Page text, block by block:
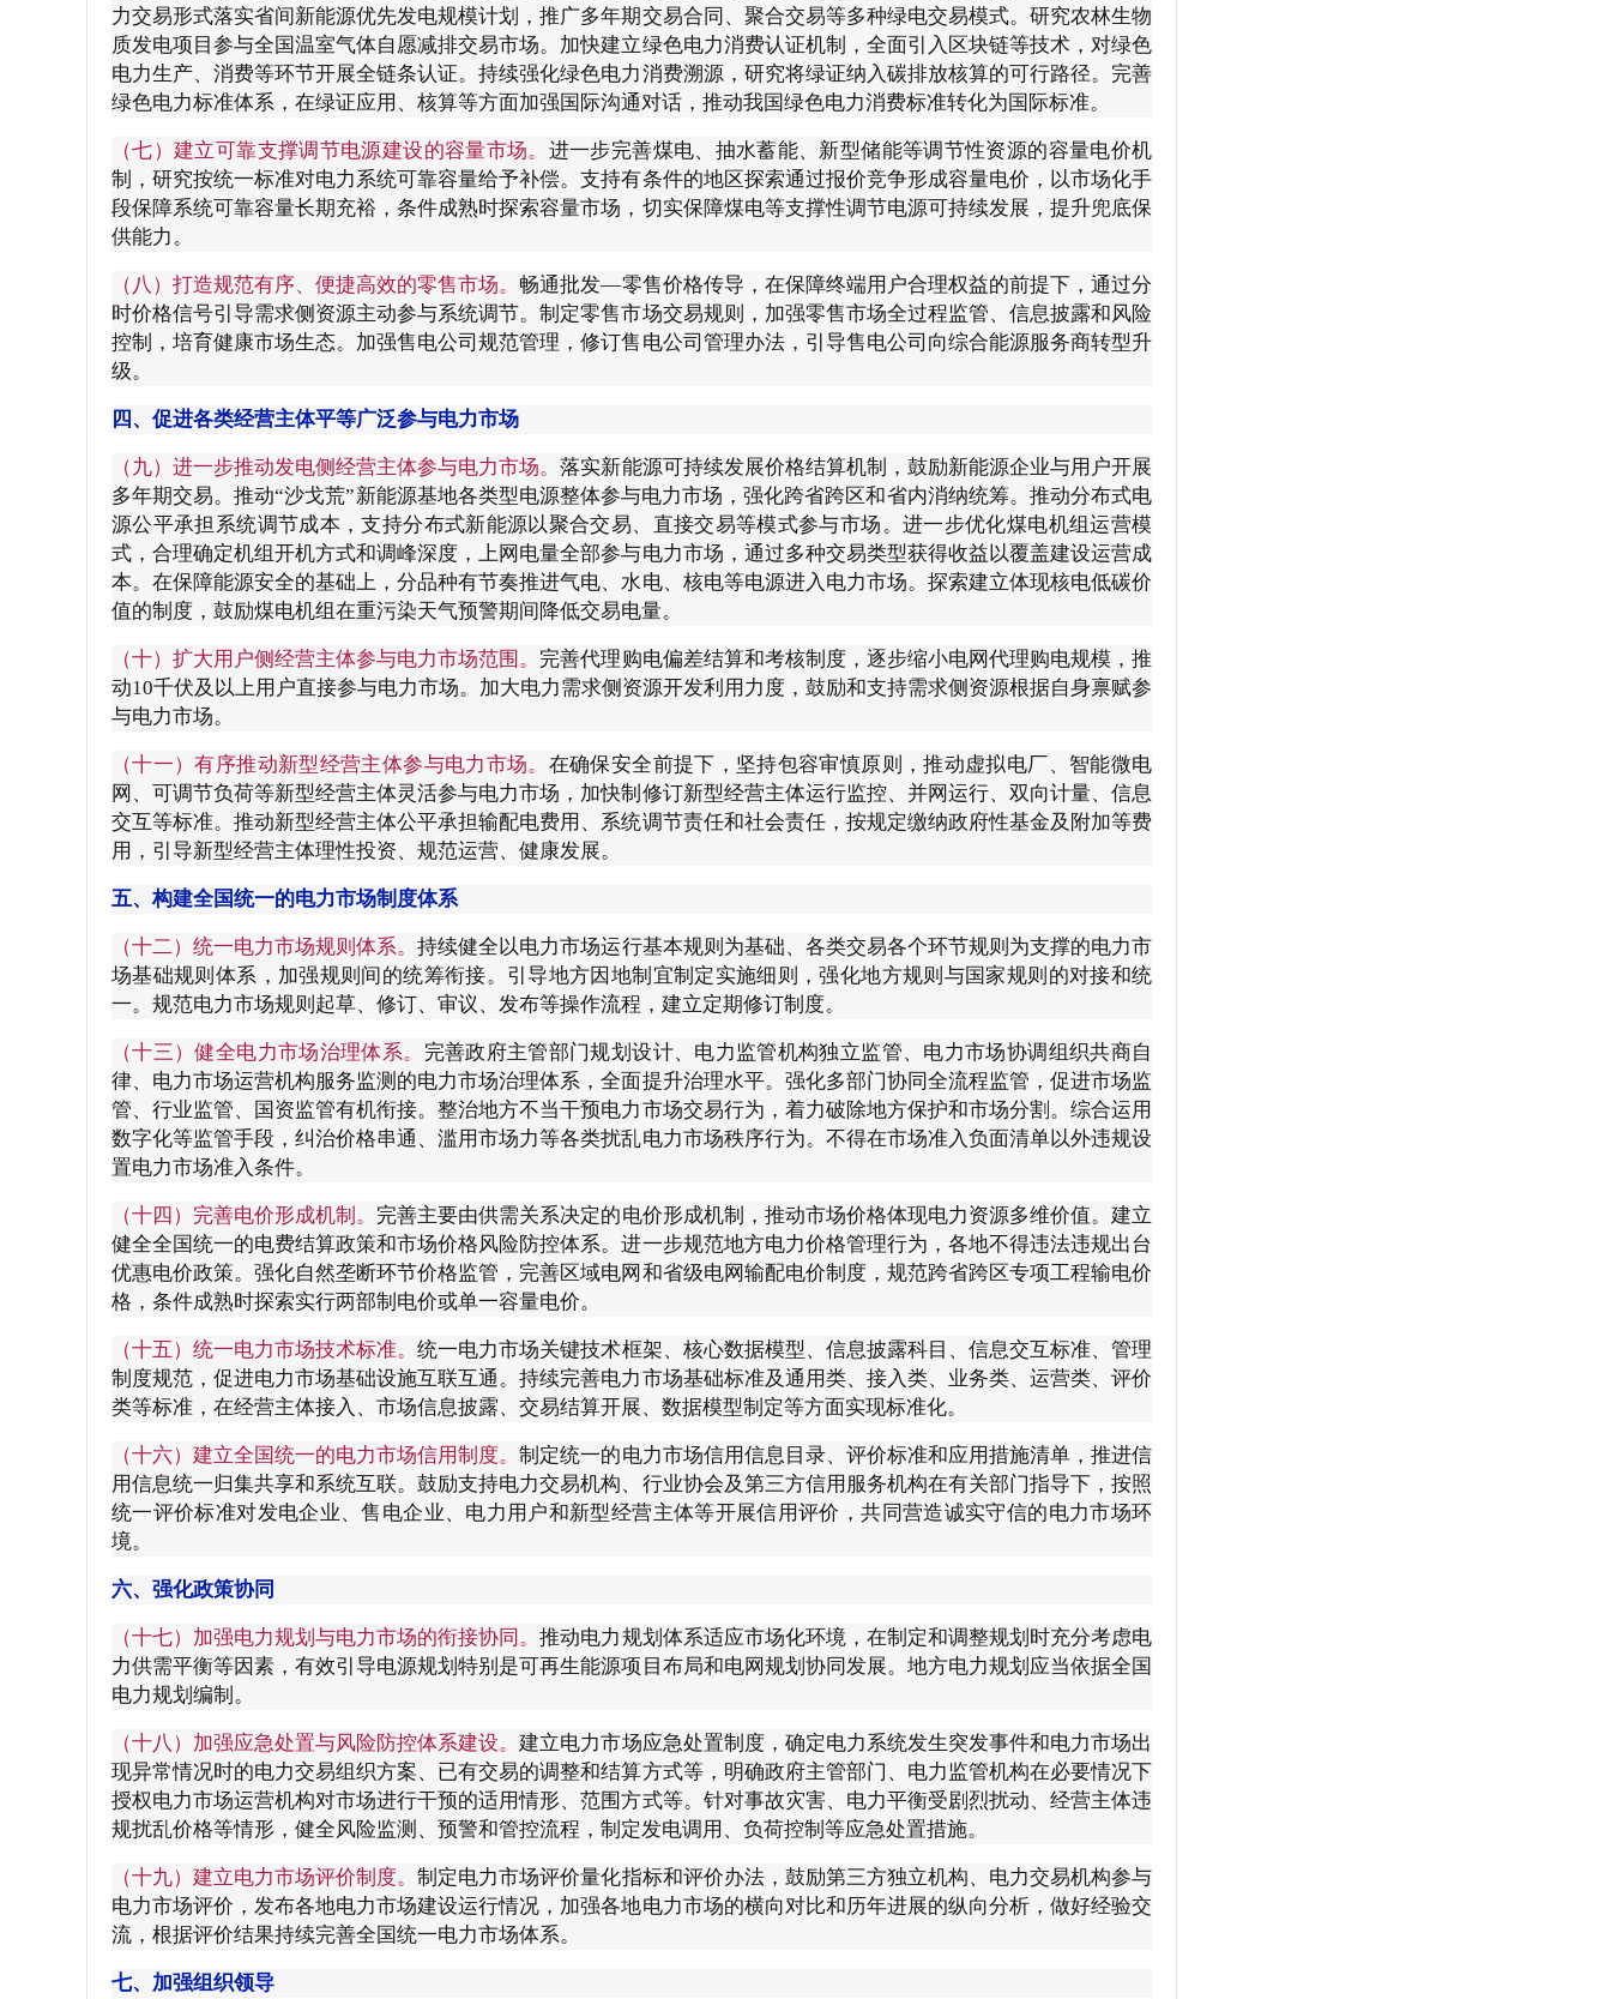
力交易形式落实省间新能源优先发电规模计划，推广多年期交易合同、聚合交易等多种绿电交易模式。研究农林生物
质发电项目参与全国温室气体自愿减排交易市场。加快建立绿色电力消费认证机制，全面引入区块链等技术，对绿色
电力生产、消费等环节开展全链条认证。持续强化绿色电力消费溯源，研究将绿证纳入碳排放核算的可行路径。完善
绿色电力标准体系，在绿证应用、核算等方面加强国际沟通对话，推动我国绿色电力消费标准转化为国际标准。
（七）建立可靠支撑调节电源建设的容量市场。 进一步完善煤电、抽水蓄能、新型储能等调节性资源的容量电价机
制，研究按统一标准对电力系统可靠容量给予补偿。支持有条件的地区探索通过报价竞争形成容量电价，以市场化手
段保障系统可靠容量长期充裕，条件成熟时探索容量市场，切实保障煤电等支撑性调节电源可持续发展，提升兜底保
供能力。
（八）打造规范有序、便捷高效的零售市场。畅通批发—零售价格传导，在保障终端用户合理权益的前提下，通过分
时价格信号引导需求侧资源主动参与系统调节。制定零售市场交易规则，加强零售市场全过程监管、信息披露和风险
控制，培育健康市场生态。加强售电公司规范管理，修订售电公司管理办法，引导售电公司向综合能源服务商转型升
级。
四、促进各类经营主体平等广泛参与电力市场
（九）进一步推动发电侧经营主体参与电力市场。落实新能源可持续发展价格结算机制，鼓励新能源企业与用户开展
多年期交易。推动“沙戈荒”新能源基地各类型电源整体参与电力市场，强化跨省跨区和省内消纳统筹。推动分布式电
源公平承担系统调节成本，支持分布式新能源以聚合交易、直接交易等模式参与市场。进一步优化煤电机组运营模
式，合理确定机组开机方式和调峰深度，上网电量全部参与电力市场，通过多种交易类型获得收益以覆盖建设运营成
本。在保障能源安全的基础上，分品种有节奏推进气电、水电、核电等电源进入电力市场。探索建立体现核电低碳价
值的制度，鼓励煤电机组在重污染天气预警期间降低交易电量。
（十）扩大用户侧经营主体参与电力市场范围。 完善代理购电偏差结算和考核制度，逐步缩小电网代理购电规模，推
动10千伏及以上用户直接参与电力市场。加大电力需求侧资源开发利用力度，鼓励和支持需求侧资源根据自身禀赋参
与电力市场。
（十一）有序推动新型经营主体参与电力市场。 在确保安全前提下，坚持包容审慎原则，推动虚拟电厂、智能微电
网、可调节负荷等新型经营主体灵活参与电力市场，加快制修订新型经营主体运行监控、并网运行、双向计量、信息
交互等标准。推动新型经营主体公平承担输配电费用、系统调节责任和社会责任，按规定缴纳政府性基金及附加等费
用，引导新型经营主体理性投资、规范运营、健康发展。
五、构建全国统一的电力市场制度体系
（十二）统一电力市场规则体系。持续健全以电力市场运行基本规则为基础、各类交易各个环节规则为支撑的电力市
场基础规则体系，加强规则间的统筹衔接。引导地方因地制宜制定实施细则，强化地方规则与国家规则的对接和统
一。规范电力市场规则起草、修订、审议、发布等操作流程，建立定期修订制度。
（十三）健全电力市场治理体系。 完善政府主管部门规划设计、电力监管机构独立监管、电力市场协调组织共商自
律、电力市场运营机构服务监测的电力市场治理体系，全面提升治理水平。强化多部门协同全流程监管，促进市场监
管、行业监管、国资监管有机衔接。整治地方不当干预电力市场交易行为，着力破除地方保护和市场分割。综合运用
数字化等监管手段，纠治价格串通、滥用市场力等各类扰乱电力市场秩序行为。不得在市场准入负面清单以外违规设
置电力市场准入条件。
（十四）完善电价形成机制。 完善主要由供需关系决定的电价形成机制，推动市场价格体现电力资源多维价值。建立
健全全国统一的电费结算政策和市场价格风险防控体系。进一步规范地方电力价格管理行为，各地不得违法违规出台
优惠电价政策。强化自然垄断环节价格监管，完善区域电网和省级电网输配电价制度，规范跨省跨区专项工程输电价
格，条件成熟时探索实行两部制电价或单一容量电价。
（十五）统一电力市场技术标准。统一电力市场关键技术框架、核心数据模型、信息披露科目、信息交互标准、管理
制度规范，促进电力市场基础设施互联互通。持续完善电力市场基础标准及通用类、接入类、业务类、运营类、评价
类等标准，在经营主体接入、市场信息披露、交易结算开展、数据模型制定等方面实现标准化。
（十六）建立全国统一的电力市场信用制度。制定统一的电力市场信用信息目录、评价标准和应用措施清单，推进信
用信息统一归集共享和系统互联。鼓励支持电力交易机构、行业协会及第三方信用服务机构在有关部门指导下，按照
统一评价标准对发电企业、售电企业、电力用户和新型经营主体等开展信用评价，共同营造诚实守信的电力市场环
境。
六、强化政策协同
（十七）加强电力规划与电力市场的衔接协同。推动电力规划体系适应市场化环境，在制定和调整规划时充分考虑电
力供需平衡等因素，有效引导电源规划特别是可再生能源项目布局和电网规划协同发展。地方电力规划应当依据全国
电力规划编制。
（十八）加强应急处置与风险防控体系建设。建立电力市场应急处置制度，确定电力系统发生突发事件和电力市场出
现异常情况时的电力交易组织方案、已有交易的调整和结算方式等，明确政府主管部门、电力监管机构在必要情况下
授权电力市场运营机构对市场进行干预的适用情形、范围方式等。针对事故灾害、电力平衡受剧烈扰动、经营主体违
规扰乱价格等情形，健全风险监测、预警和管控流程，制定发电调用、负荷控制等应急处置措施。
（十九）建立电力市场评价制度。制定电力市场评价量化指标和评价办法，鼓励第三方独立机构、电力交易机构参与
电力市场评价，发布各地电力市场建设运行情况，加强各地电力市场的横向对比和历年进展的纵向分析，做好经验交
流，根据评价结果持续完善全国统一电力市场体系。
七、加强组织领导